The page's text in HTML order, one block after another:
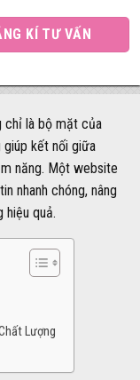
KÍ TƯ VẤN
chỉ là bộ mặt của
giúp kết nối giữa
năng. Một website
nhanh chóng, nâng
hiệu quả.
Lượng